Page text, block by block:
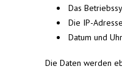
Das
Die IP-
Datum und
Die Daten werden